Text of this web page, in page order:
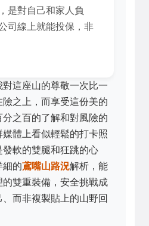
是對自己和家人負
司線上就能投保，非
這座山的尊敬一次比一
之上，而享受這份美的
之百的了解和對風險的
體上看似輕鬆的打卡照
軟的雙腿和狂跳的心
細的鳶嘴山路況解析，能
雙重裝備，安全挑戰成
而非複製貼上的山野回